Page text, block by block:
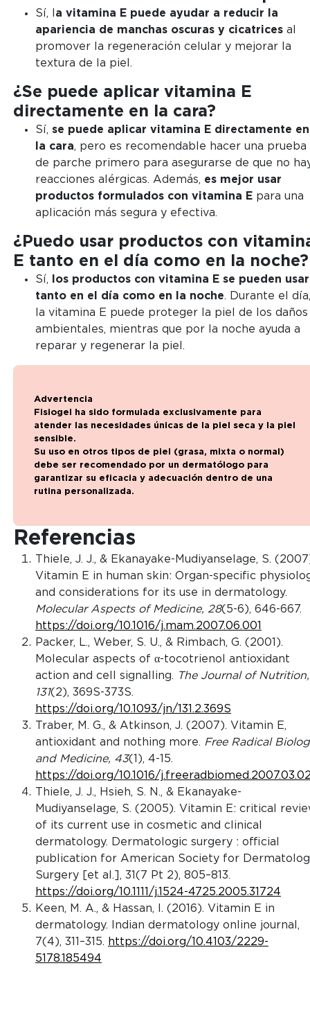
Sí, l a vitamina E puede ayudar a reducir la
apariencia de manchas oscuras y cicatricesal
promover la regeneración celular y mejorar la
textura de la piel.
¿Se puede aplicar vitamina E
directamente en la cara?
Sí, se puede aplicar vitamina E directamente en
la cara, pero es recomendable hacer una prueba
de parche primero para asegurarse de que no
reacciones alérgicas. Además, es mejor usar
productos formulados con vitamina Epara una
aplicación más segura y efectiva.
¿Puedo usar productos con
E tanto en el día como en la noche?
Sí,
los productos con vitamina E se pueden usar
tanto en el día como en la noche. Durante el día,
la vitamina E puede proteger la piel de los daños
ambientales, mientras que por la noche ayuda a
reparar y regenerar la piel.
Advertencia
Fisiogel ha sido formulada exclusivamente para
atender las necesidades únicas de la piel seca y la piel
sensible.
Su uso en otros tipos de piel (grasa, mixta o normal)
debe ser recomendado por un dermatólogo para
garantizar su eficacia y adecuación dentro de una
rutina personalizada.
Referencias
Thiele, J. J., & Ekanayake-Mudiyanselage, S.
Vitamin E in human skin: Organ-specific
and considerations for its use in dermatology.
Molecular Aspects of Medicine, 28(5-6), 646-667.
https://doi.org/10.1016/j.mam.2007.06.001
Packer, L., Weber, S. U., & Rimbach, G. (2001).
Molecular aspects of α-tocotrienol antioxidant
action and cell signalling. The Journal of Nutrition,
131(2), 369S-373S.
https://doi.org/10.1093/jn/131.2.369S
Traber, M. G., & Atkinson, J. (2007). Vitamin E,
antioxidant and nothing more. Free Radical
and Medicine, 43(1), 4-15.
https://doi.org/10.1016/
Thiele, J. J., Hsieh, S. N., & Ekanayake-
Mudiyanselage, S. (2005). Vitamin E: critical
of its current use in cosmetic and clinical
dermatology. Dermatologic surgery : official
publication for American Society for
Surgery [et al.], 31(7 Pt 2), 805–813.
https://doi.org/10.1111/j.1524-4725.2005.31724
Keen, M. A., & Hassan, I. (2016). Vitamin E in
dermatology. Indian dermatology online journal,
7(4), 311–315. https://doi.org/10.4103/2229-
5178.185494